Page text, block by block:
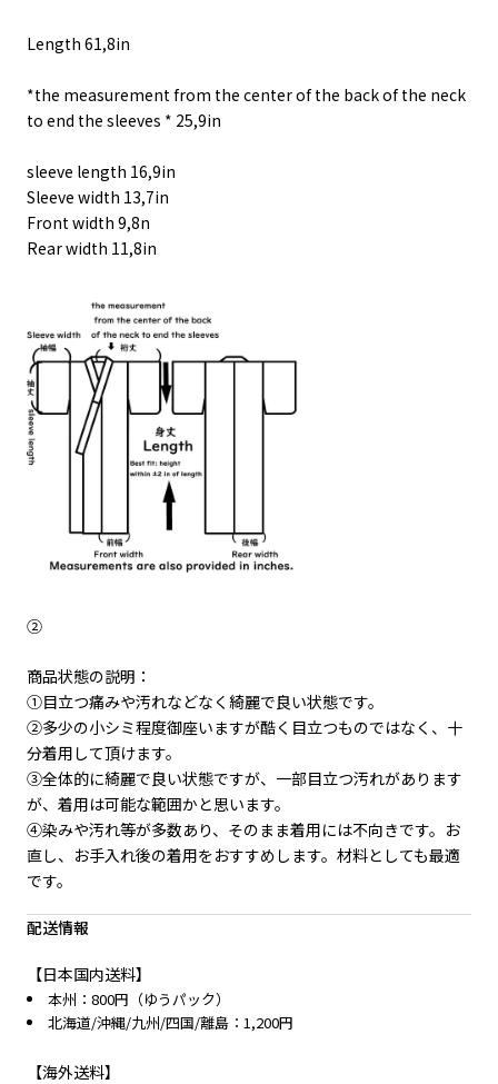
Length 61,8in
*the measurement from the center of the back of the neck
to end the sleeves * 25,9in
sleeve length 16,9in
Sleeve width 13,7in
Front width 9,8n
Rear width 11,8in
②
商品状態の説明：
①目立つ痛みや汚れなどなく綺麗で良い状態です。
②多少の小シミ程度御座いますが酷く目立つものではなく、十
分着用して頂けます。
③全体的に綺麗で良い状態ですが、一部目立つ汚れがあります
が、着用は可能な範囲かと思います。
④染みや汚れ等が多数あり、そのまま着用には不向きです。お
直し、お手入れ後の着用をおすすめします。材料としても最適
です。
配送情報
【日本国内送料】
本州：800円（ゆうパック）
北海道/沖縄/九州/四国/離島：1,200円
【海外送料】